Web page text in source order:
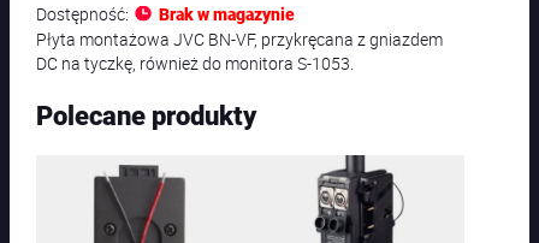
Dostępność:
Brak w magazynie
Płyta montażowa JVC BN-VF, przykręcana z gniazdem
DC na tyczkę, również do monitora S-1053.
Polecane produkty